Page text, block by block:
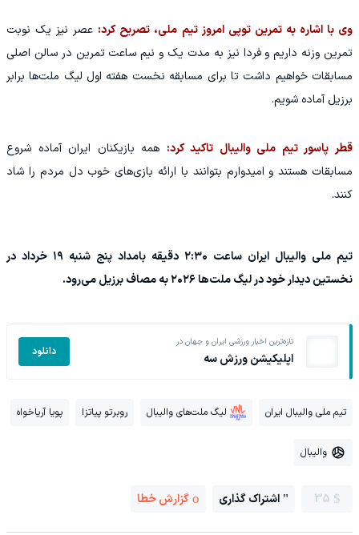
وی با اشاره به تمرین توپی امروز تیم ملی، تصریح کرد: عصر نیز یک نوبت
تمرین وزنه داریم و فردا نیز به مدت یک و نیم ساعت تمرین در سالن اصلی
مسابقات خواهیم داشت تا برای مسابقه نخست هفته اول لیگ ملت‌ها برابر
برزیل آماده شویم.
قطر پاسور تیم ملی والیبال تاکید کرد: همه بازیکنان ایران آماده شروع
مسابقات هستند و امیدوارم بتوانند با ارائه بازی‌های خوب دل مردم را شاد
کنند.
تیم ملی والیبال ایران ساعت ۲:۳۰ دقیقه بامداد پنج شنبه ۱۹ خرداد در
نخستین دیدار خود در لیگ ملت‌ها ۲۰۲۶ به مصاف برزیل می‌رود.
تازه‌ترین اخبار ورزشی ایران و جهان در
اپلیکیشن ورزش سه دانلود
تیم ملی والیبال ایران لیگ ملت‌های والیبال روبرتو پیاتزا پویا آریاخواه
والیبال
35 اشتراک گذاری گزارش خطا